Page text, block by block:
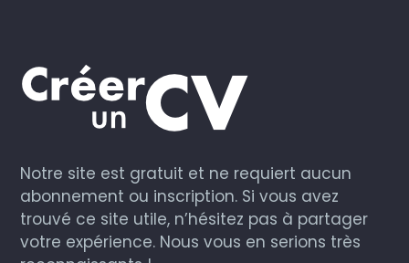
Notre site est gratuit et ne requiert aucun
abonnement ou inscription. Si vous avez
trouvé ce site utile, n’hésitez pas à partager
votre expérience. Nous vous en serions très